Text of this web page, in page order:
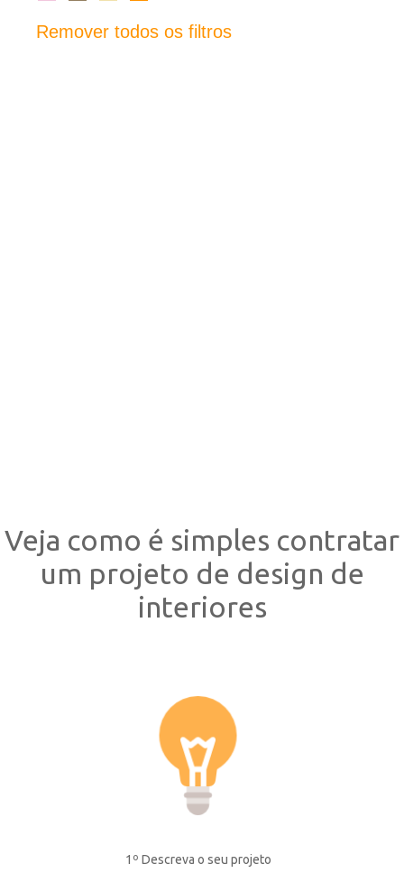
Remover todos os filtros
Veja como é simples contratar
um projeto de design de
interiores
1º Descreva o seu projeto